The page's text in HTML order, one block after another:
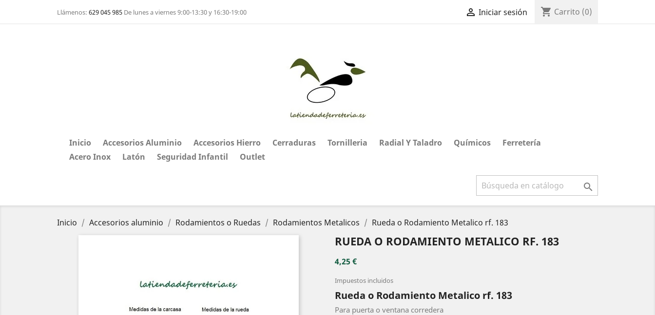
Llámenos: 629 045 985 De lunes a viernes 9:00-13:30 y 16:30-19:00  Iniciar sesión shopping_cart Carrito (0)
Inicio Accesorios Aluminio Accesorios Hierro Cerraduras Tornilleria Radial Y Taladro Químicos
Ferretería
Acero Inox
Latón Seguridad Infantil Outlet

Inicio Accesorios aluminio Rodamientos o Ruedas Rodamientos Metalicos Rueda o Rodamiento Metalico rf. 183
RUEDA O RODAMIENTO METALICO RF. 183
4,25 €
Impuestos incluidos
Rueda o Rodamiento Metalico rf. 183
Para puerta o ventana corredera